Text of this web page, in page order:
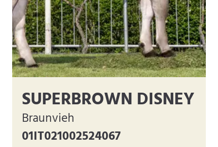
SUPERBROWN DISNEY
Braunvieh
01IT021002524067